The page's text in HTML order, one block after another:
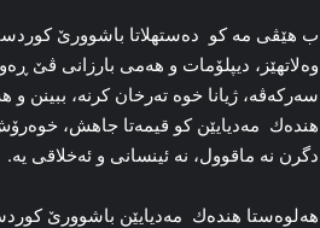
ب هێڤی مه‌ کو ده‌ستهلاتا باشوورێ
وه‌لاتهێز، دیپلۆمات و هه‌می بارزانی ڤێ
سه‌رکه‌ڤه‌، ژیانا خوه‌ ته‌رخان کرنه‌، ببینن
هندەك مه‌دیایێن کو قیمه‌تا جاهش،
دگرن نه‌ ماقوول، نه‌ ئینسانی و ئه‌خلاقی یه‌.
هه‌لوه‌ستا هندەك مه‌دیایێن باشوورێ